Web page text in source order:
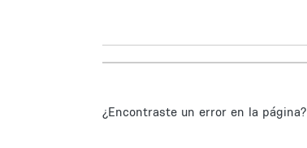
¿Encontraste un error en la página?